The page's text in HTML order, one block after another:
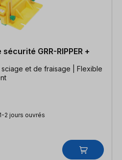
GRR-RIPPER +
et de fraisage | Flexible
2 jours ouvrés